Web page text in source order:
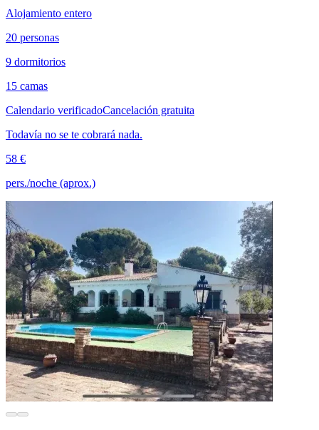
Alojamiento entero
20 personas
9 dormitorios
15 camas
Calendario verificadoCancelación gratuita
Todavía no se te cobrará nada.
58 €
pers./noche (aprox.)